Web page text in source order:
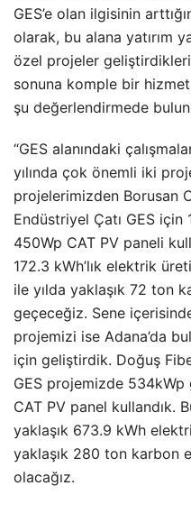
GES’e olan ilgisinin
olarak, bu alana yatırım
özel projeler
sonuna komple bir hizmet
şu değerlendirmede
“GES alanındaki
yılında çok önemli iki
projelerimizden Borusan
Endüstriyel Çatı GES
450Wp CAT PV paneli
172.3 kWh’lık elektrik
ile yılda yaklaşık 72 ton
geçeceğiz. Sene
projemizi ise Adana’da
için geliştirdik. Doğuş
GES projemizde 534kWp
CAT PV panel kullandık.
yaklaşık 673.9 kWh
yaklaşık 280 ton karbon
olacağız.